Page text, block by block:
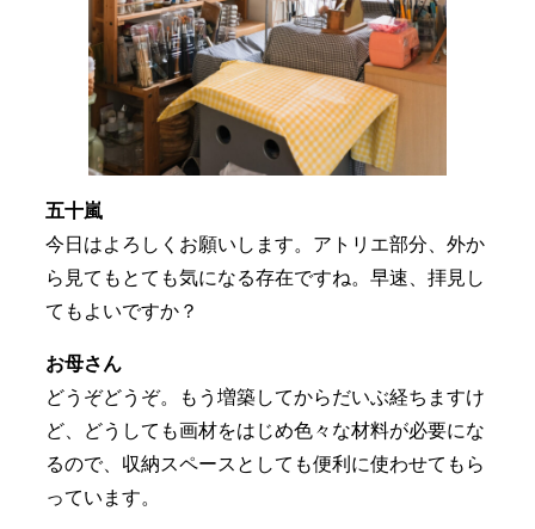
五十嵐
今日はよろしくお願いします。アトリエ部分、外か
ら見てもとても気になる存在ですね。早速、拝見し
てもよいですか？
お母さん
どうぞどうぞ。もう増築してからだいぶ経ちますけ
ど、どうしても画材をはじめ色々な材料が必要にな
るので、収納スペースとしても便利に使わせてもら
っています。